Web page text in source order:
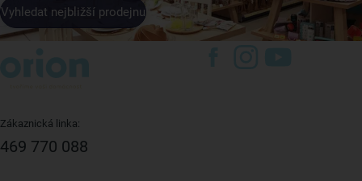
Vyhledat nejbližší prodejnu
Zákaznická linka:
469 770 088